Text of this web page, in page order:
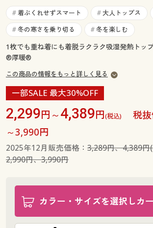
ご利用ガイド
よくある質問とお問い合わせ
よくある質問とお問い合わせ
# 着ぶくれせずスマート # 大人トップス
# 冬の寒さを乗り切る # 冬を楽しむ
1枚でも重ね着にも着脱ラクラク吸湿発熱トッ
®厚暖®
この商品の情報をもっと詳しく見る
一部SALE 最大30%OFF
2,299円～4,389円(税込)
税
～3,990円
2025年12月販売価格： 3,289円、4,389円
2,990円、3,990円
カラー・サイズを選択しカ